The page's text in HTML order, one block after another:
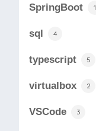
SpringBoot 1
sql 4
typescript 5
virtualbox 2
VSCode 3